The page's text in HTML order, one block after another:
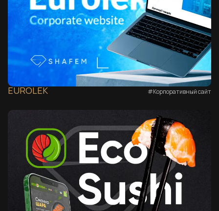
EUROLEK #Корпоративный сайт